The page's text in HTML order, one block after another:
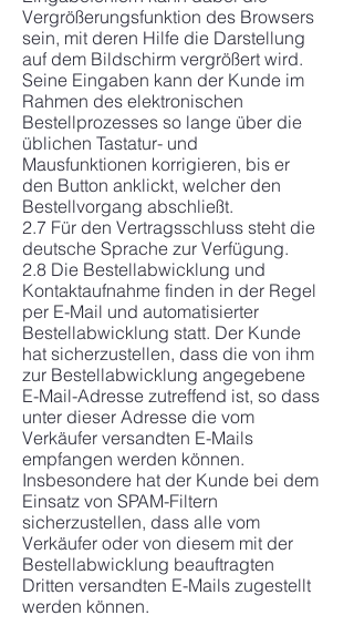
Vergrößerungsfunktion des Browsers
sein, mit deren Hilfe die Darstellung
auf dem Bildschirm vergrößert wird.
Seine Eingaben kann der Kunde im
Rahmen des elektronischen
Bestellprozesses so lange über die
üblichen Tastatur- und
Mausfunktionen korrigieren, bis er
den Button anklickt, welcher den
Bestellvorgang abschließt.
2.7 Für den Vertragsschluss steht die
deutsche Sprache zur Verfügung.
2.8 Die Bestellabwicklung und
Kontaktaufnahme finden in der Regel
per E-Mail und automatisierter
Bestellabwicklung statt. Der Kunde
hat sicherzustellen, dass die von ihm
zur Bestellabwicklung angegebene
E-Mail-Adresse zutreffend ist, so dass
unter dieser Adresse die vom
Verkäufer versandten E-Mails
empfangen werden können.
Insbesondere hat der Kunde bei dem
Einsatz von SPAM-Filtern
sicherzustellen, dass alle vom
Verkäufer oder von diesem mit der
Bestellabwicklung beauftragten
Dritten versandten E-Mails zugestellt
werden können.